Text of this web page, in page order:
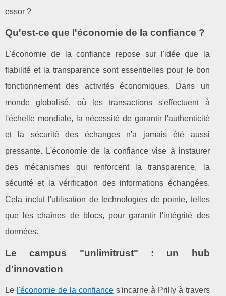
essor ?
Qu'est-ce que l'économie de la confiance ?
L'économie de la confiance repose sur l'idée que la
fiabilité et la transparence sont essentielles pour le bon
fonctionnement des activités économiques. Dans un
monde globalisé, où les transactions s'effectuent à
l'échelle mondiale, la nécessité de garantir l'authenticité
et la sécurité des échanges n'a jamais été aussi
pressante. L'économie de la confiance vise à instaurer
des mécanismes qui renforcent la transparence, la
sécurité et la vérification des informations échangées.
Cela inclut l'utilisation de technologies de pointe, telles
que les chaînes de blocs, pour garantir l'intégrité des
données.
Le campus "unlimitrust" : un hub
d'innovation
Le l'économie de la confiances'incarne à Prilly à travers